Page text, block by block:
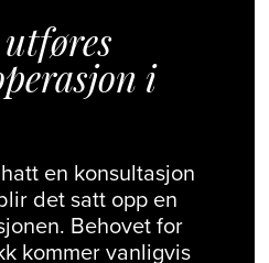
i
en konsultasjon
det satt opp en
Behovet for
kommer vanligvis